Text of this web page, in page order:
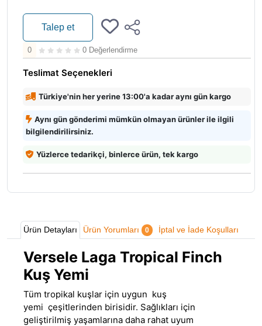
Talep et
0 0 Değerlendirme
Teslimat Seçenekleri
Türkiye'nin her yerine 13:00'a kadar aynı gün kargo
Aynı gün gönderimi mümkün olmayan ürünler ile ilgili
bilgilendirilirsiniz.
Yüzlerce tedarikçi, binlerce ürün, tek kargo
Ürün Detayları Ürün Yorumları 0 İptal ve İade Koşulları
Versele Laga Tropical Finch
Kuş Yemi
Tüm tropikal kuşlar için uygun kuş
yemi çeşitlerinden birisidir. Sağlıkları için
geliştirilmiş yaşamlarına daha rahat uyum